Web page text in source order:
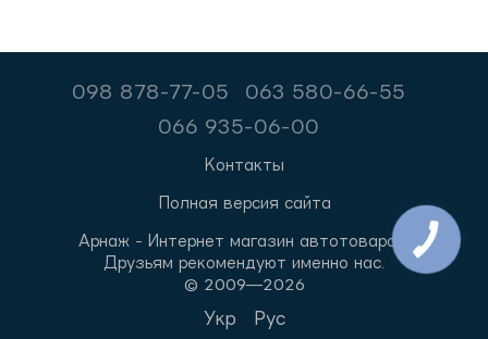
098 878-77-05
063 580-66-55
066 935-06-00
Контакты
Полная версия сайта
Арнаж - Интернет магазин автотоваров.
Друзьям рекомендуют именно нас.
© 2009—2026
Укр Рус